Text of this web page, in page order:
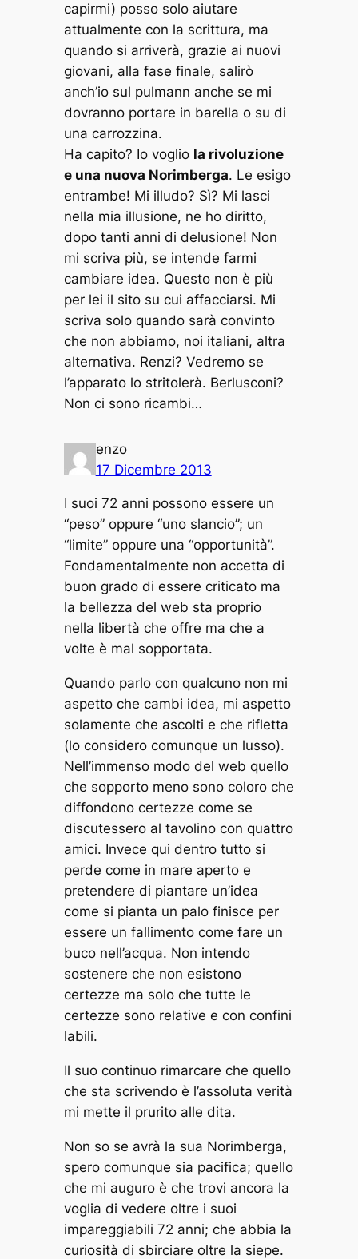
capirmi) posso solo aiutare
attualmente con la scrittura, ma
quando si arriverà, grazie ai nuovi
giovani, alla fase finale, salirò
anch’io sul pulmann anche se mi
dovranno portare in barella o su di
una carrozzina.
Ha capito? Io voglio la rivoluzione
e una nuova Norimberga. Le esigo
entrambe! Mi illudo? Sì? Mi lasci
nella mia illusione, ne ho diritto,
dopo tanti anni di delusione! Non
mi scriva più, se intende farmi
cambiare idea. Questo non è più
per lei il sito su cui affacciarsi. Mi
scriva solo quando sarà convinto
che non abbiamo, noi italiani, altra
alternativa. Renzi? Vedremo se
l’apparato lo stritolerà. Berlusconi?
Non ci sono ricambi…
enzo
17 Dicembre 2013
I suoi 72 anni possono essere un
“peso” oppure “uno slancio”; un
“limite” oppure una “opportunità”.
Fondamentalmente non accetta di
buon grado di essere criticato ma
la bellezza del web sta proprio
nella libertà che offre ma che a
volte è mal sopportata.
Quando parlo con qualcuno non mi
aspetto che cambi idea, mi aspetto
solamente che ascolti e che rifletta
(lo considero comunque un lusso).
Nell’immenso modo del web quello
che sopporto meno sono coloro che
diffondono certezze come se
discutessero al tavolino con quattro
amici. Invece qui dentro tutto si
perde come in mare aperto e
pretendere di piantare un’idea
come si pianta un palo finisce per
essere un fallimento come fare un
buco nell’acqua. Non intendo
sostenere che non esistono
certezze ma solo che tutte le
certezze sono relative e con confini
labili.
Il suo continuo rimarcare che quello
che sta scrivendo è l’assoluta verità
mi mette il prurito alle dita.
Non so se avrà la sua Norimberga,
spero comunque sia pacifica; quello
che mi auguro è che trovi ancora la
voglia di vedere oltre i suoi
impareggiabili 72 anni; che abbia la
curiosità di sbirciare oltre la siepe.